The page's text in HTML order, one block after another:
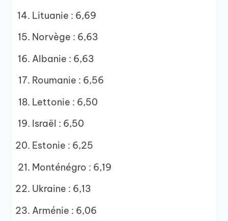
Lituanie : 6,69
Norvège : 6,63
Albanie : 6,63
Roumanie : 6,56
Lettonie : 6,50
Israël : 6,50
Estonie : 6,25
Monténégro : 6,19
Ukraine : 6,13
Arménie : 6,06